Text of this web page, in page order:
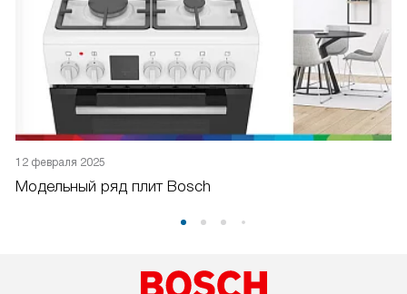
12 февраля 2025
Модельный ряд плит Bosch